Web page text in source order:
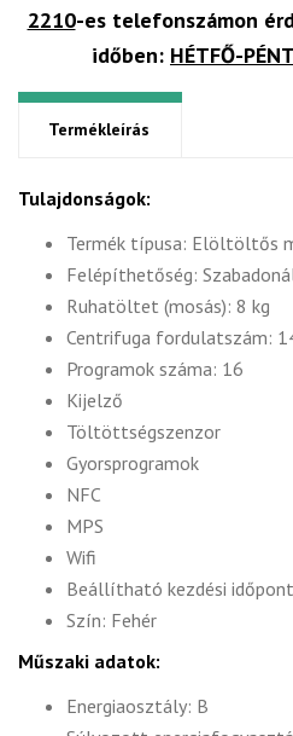
2210-es telefonszámon
időben: HÉTFŐ-
Termékleírás
Tulajdonságok:
Termék típusa: Elöltöltős
Felépíthetőség:
Ruhatöltet (mosás): 8 kg
Centrifuga fordulatszám:
Programok száma: 16
Kijelző
Töltöttségszenzor
Gyorsprogramok
NFC
MPS
Wifi
Beállítható kezdési
Szín: Fehér
Műszaki adatok:
Energiaosztály: B